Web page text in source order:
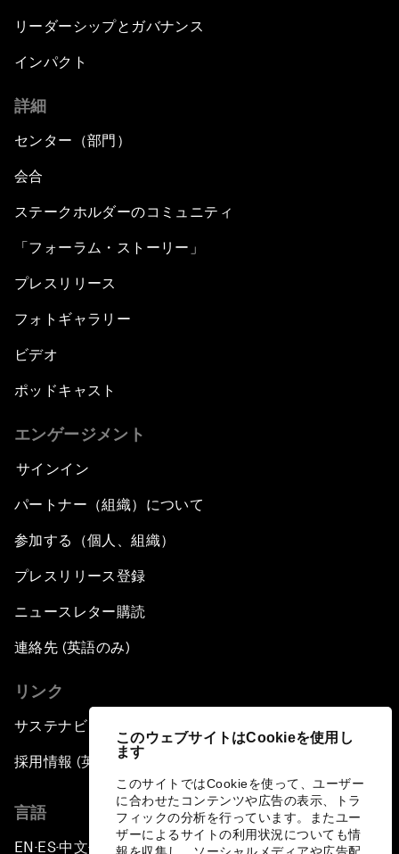
このウェブサイトはCookieを使用し
ます
このサイトではCookieを使って、ユーザー
に合わせたコンテンツや広告の表示、トラ
フィックの分析を行っています。またユー
ザーによるサイトの利用状況についても情
リーダーシップとガバナンス
インパクト
詳細
センター（部門）
会合
ステークホルダーのコミュニティ
「フォーラム・ストーリー」
プレスリリース
フォトギャラリー
ビデオ
ポッドキャスト
エンゲージメント
サインイン
パートナー（組織）について
参加する（個人、組織）
プレスリリース登録
ニュースレター購読
連絡先 (英語のみ)
リンク
サステナビリティへの取り組み
採用情報 (英語のみ)
言語
EN ▪ES▪中文▪ 日本語